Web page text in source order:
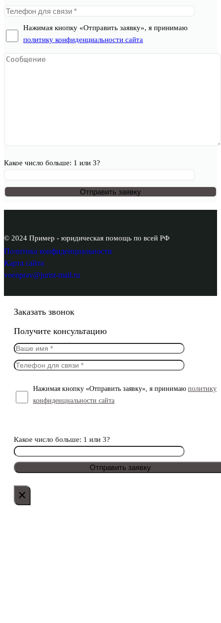
Нажимая кнопку «Отправить заявку», я принимаю
политику конфиденциальности сайта
Какое число больше: 1 или 3?
© 2024 Пример - юридическая помощь по всей РФ
Политика конфиденциальности
Карта сайта
voenprav@jurist-mail.ru
Заказать звонок
Получите консультацию
Нажимая кнопку «Отправить заявку», я принимаю политику
конфиденциальности сайта
Какое число больше: 1 или 3?
×